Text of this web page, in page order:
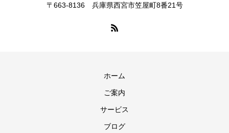
〒663-8136 兵庫県西宮市笠屋町8番21号
ホーム
ご案内
サービス
ブログ